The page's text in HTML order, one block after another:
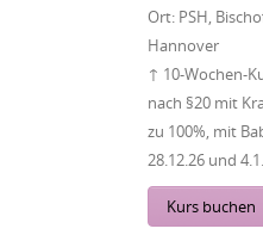
Ort: PSH,
Hannover
↑ 10-Wochen-
nach §20 mit
zu 100%, mit
28.12.26 und
Kurs buchen